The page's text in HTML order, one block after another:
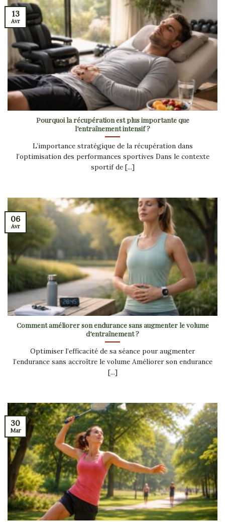
Pourquoi la récupération est plus importante que
l’entraînement intensif ?
L’importance stratégique de la récupération dans
l’optimisation des performances sportives Dans le contexte
sportif de [...]
13
Avr
Comment améliorer son endurance sans augmenter le volume
d’entraînement ?
Optimiser l’efficacité de sa séance pour augmenter
l’endurance sans accroître le volume Améliorer son endurance
[...]
06
Avr
30
Mar